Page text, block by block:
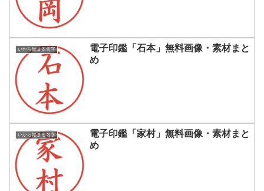
いから始まる名字
電子印鑑「石本」無料画像・素材まと
め
いから始まる名字
電子印鑑「家村」無料画像・素材まと
め